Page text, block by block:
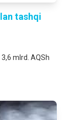
tashqi
3,6 mlrd. AQSh